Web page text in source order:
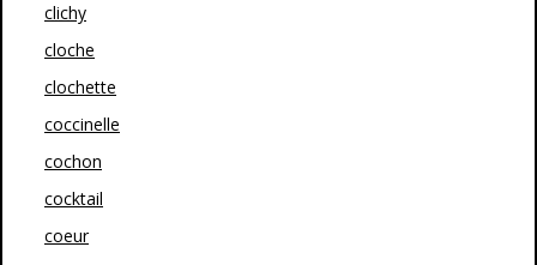
clichy
cloche
clochette
coccinelle
cochon
cocktail
coeur